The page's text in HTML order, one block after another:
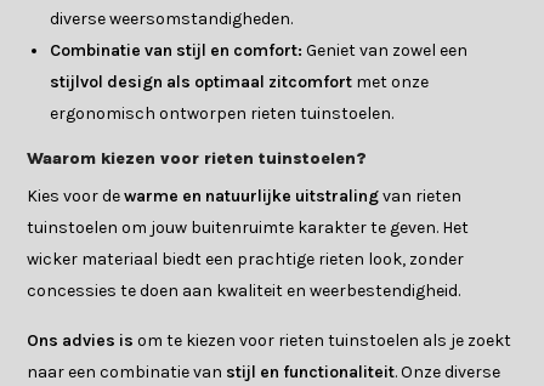
diverse weersomstandigheden.
Combinatie van stijl en comfort: Geniet van zowel een
stijlvol design als optimaal zitcomfort met onze
ergonomisch ontworpen rieten tuinstoelen.
Waarom kiezen voor rieten tuinstoelen?
Kies voor dewarme en natuurlijke uitstralingvan rieten
tuinstoelen om jouw buitenruimte karakter te geven. Het
wicker materiaal biedt een prachtige rieten look, zonder
concessies te doen aan kwaliteit en weerbestendigheid.
Ons advies is om te kiezen voor rieten tuinstoelen als je zoekt
naar een combinatie van stijl en functionaliteit. Onze diverse